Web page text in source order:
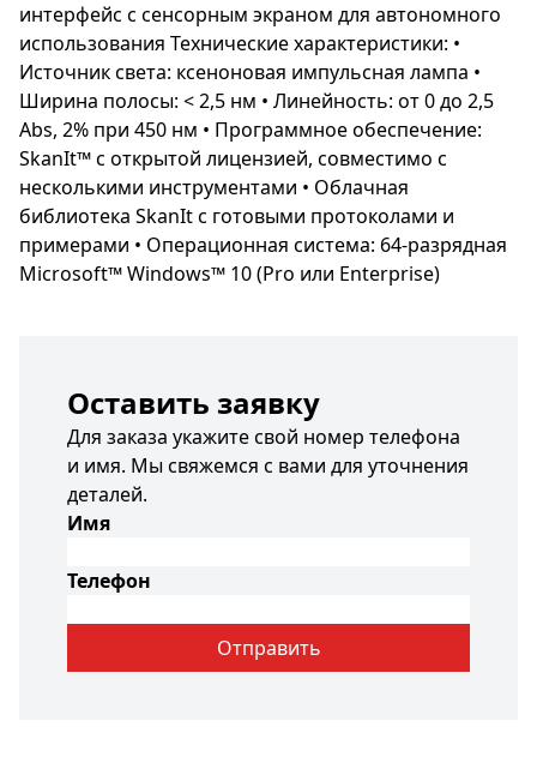
интерфейс с сенсорным экраном для автономного
использования Технические характеристики: •
Источник света: ксеноновая импульсная лампа •
Ширина полосы: < 2,5 нм • Линейность: от 0 до 2,5
Abs, 2% при 450 нм • Программное обеспечение:
SkanIt™ с открытой лицензией, совместимо с
несколькими инструментами • Облачная
библиотека SkanIt с готовыми протоколами и
примерами • Операционная система: 64-разрядная
Microsoft™ Windows™ 10 (Pro или Enterprise)
Оставить заявку
Для заказа укажите свой номер телефона
и имя. Мы свяжемся с вами для уточнения
деталей.
Имя
Телефон
Отправить